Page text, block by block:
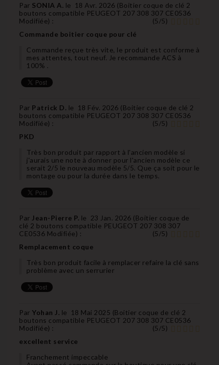
Par SONIA A. le 18 Avr. 2026 (Boitier coque de clé 2
boutons compatible PEUGEOT 207 308 307 CE0536
Modifiée) : (5/5)
Commande boitier coque pour clé
Commande reçue très vite, le produit est conforme à
mes attentes, tout neuf. Je recommande ACS à
100% .
Par Patrick D. le 18 Fév. 2026 (Boitier coque de clé 2
boutons compatible PEUGEOT 207 308 307 CE0536
Modifiée) : (5/5)
PKD
Très bon produit par rapport à l'ancien modèle si
j'aurais une note à donner pour l'ancien modèle ce
serait 2/5 le nouveau modèle 5/5. Que ça soit pour le
montage ou pour la durée dans le temps.
Par Jean-Pierre P. le 23 Jan. 2026 (Boitier coque de
clé 2 boutons compatible PEUGEOT 207 308 307
CE0536 Modifiée) : (5/5)
Remplacement coque
Très bon produit facile à remplacer refaire la clé sans
problème avec un serrurier
Par Yohan J. le 18 Mai 2025 (Boitier coque de clé 2
boutons compatible PEUGEOT 207 308 307 CE0536
Modifiée) : (5/5)
excellent service
Franchement impeccable